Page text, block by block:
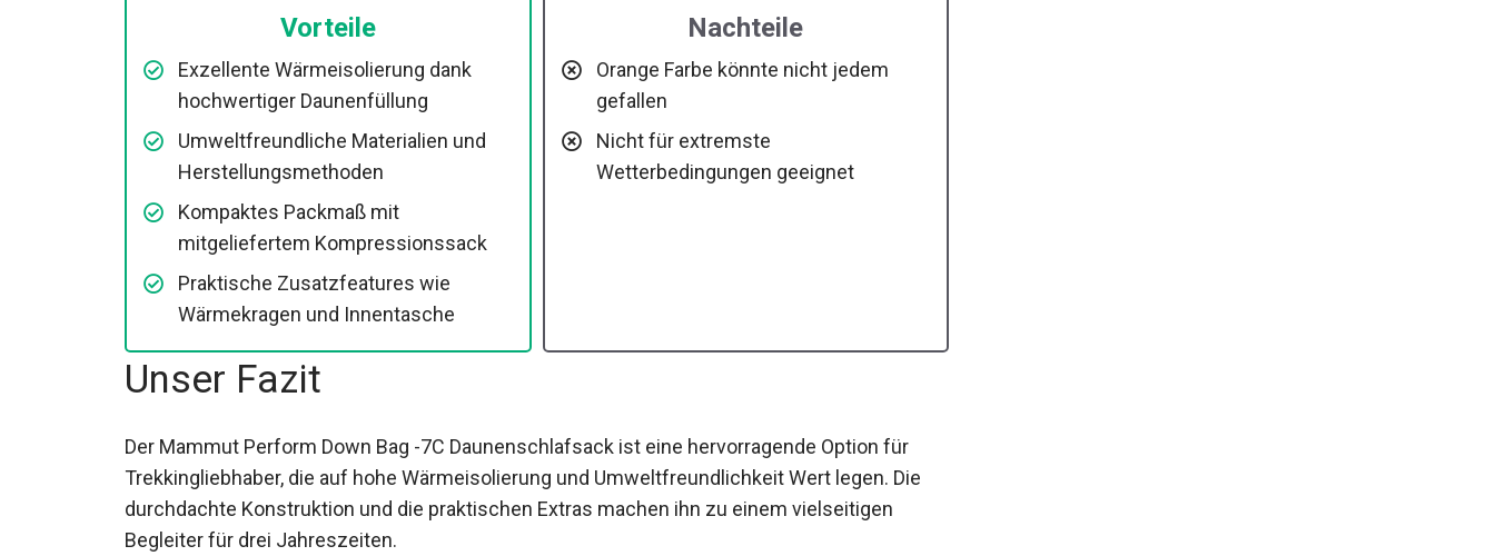
Vorteile
Exzellente Wärmeisolierung dank
Umweltfreundliche Materialien und
Kompaktes Packmaß mit
Praktische Zusatzfeatures wie
Nachteile
Orange Farbe könnte nicht jedem
Nicht für extremste
Unser Fazit
Der Mammut Perform Down Bag -7C Daunenschlafsack ist eine hervorragende Option für
Trekkingliebhaber, die auf hohe Wärmeisolierung und Umweltfreundlichkeit Wert legen. Die
durchdachte Konstruktion und die praktischen Extras machen ihn zu einem vielseitigen